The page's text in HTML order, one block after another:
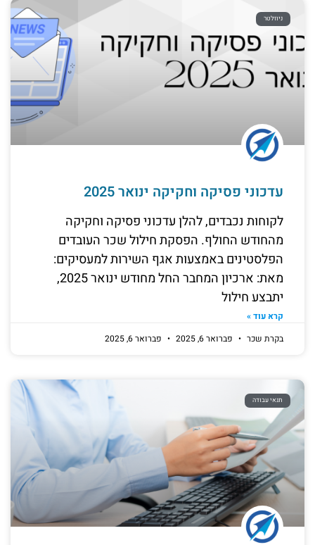
ניוזלטר
עדכוני פסיקה וחקיקה ינואר 2025
לקוחות נכבדים, להלן עדכוני פסיקה וחקיקה
מהחודש החולף. הפסקת חילול שכר העובדים
הפלסטינים באמצעות אגף השירות למעסיקים:
מאת: ארכיון המחבר החל מחודש ינואר 2025,
יתבצע חילול
קרא עוד »
בקרת שכר
פברואר 6, 2025 פברואר 6, 2025
תנאי עבודה